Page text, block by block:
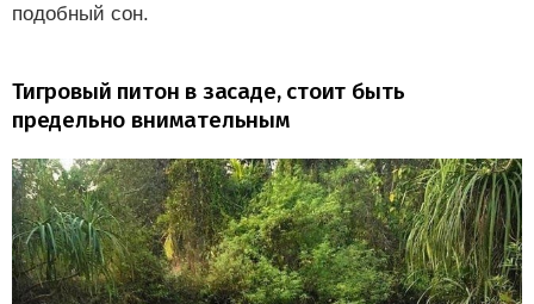
подобный сон.
Тигровый питон в засаде, стоит быть
предельно внимательным